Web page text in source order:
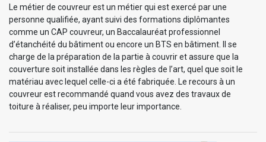
Le métier de couvreur est un métier qui est exercé par une
personne qualifiée, ayant suivi des formations diplômantes
comme un CAP couvreur, un Baccalauréat professionnel
d’étanchéité du bâtiment ou encore un BTS en bâtiment. Il se
charge de la préparation de la partie à couvrir et assure que la
couverture soit installée dans les règles de l’art, quel que soit le
matériau avec lequel celle-ci a été fabriquée. Le recours à un
couvreur est recommandé quand vous avez des travaux de
toiture à réaliser, peu importe leur importance.